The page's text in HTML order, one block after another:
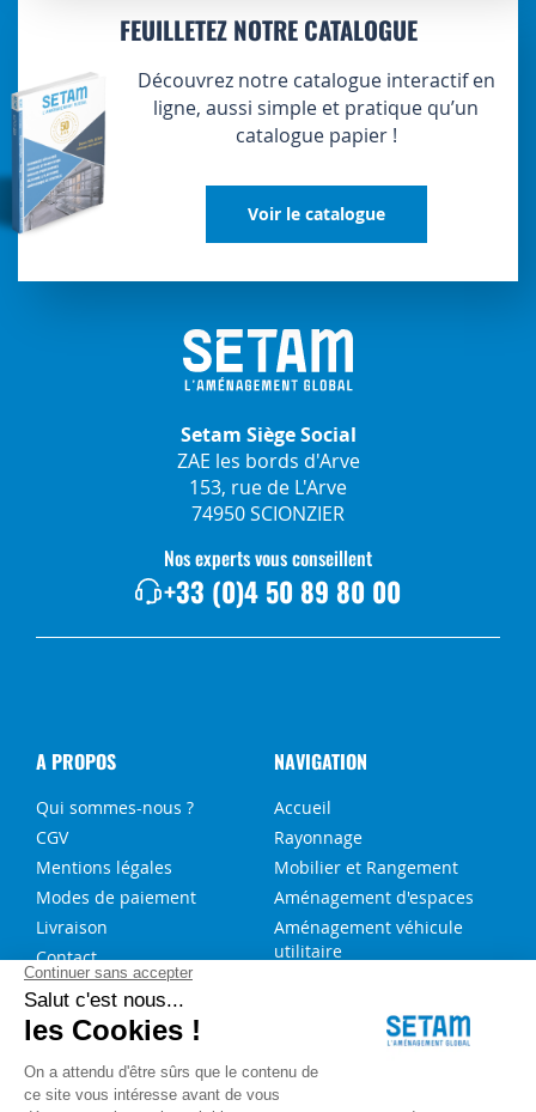
FEUILLETEZ NOTRE CATALOGUE
Découvrez notre catalogue interactif en
ligne, aussi simple et pratique qu’un
catalogue papier !
Voir le catalogue
Setam Siège Social
ZAE les bords d'Arve
153, rue de L'Arve
74950 SCIONZIER
Nos experts vous conseillent
+33 (0)4 50 89 80 00
A PROPOS
Qui sommes-nous ?
CGV
Mentions légales
Modes de paiement
Livraison
Contact
NAVIGATION
Accueil
Rayonnage
Mobilier et Rangement
Aménagement d'espaces
Aménagement véhicule
utilitaire
NOS SERVICES
FAQ
Blog